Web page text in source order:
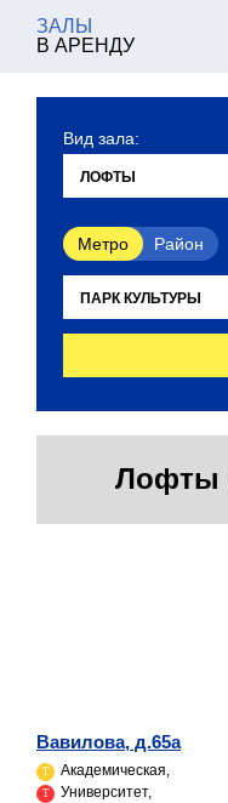
ЗАЛЫ
В АРЕНДУ
Вид зала:
Метро Район
Лофты
Вавилова, д.65а
Академическая,
Университет,